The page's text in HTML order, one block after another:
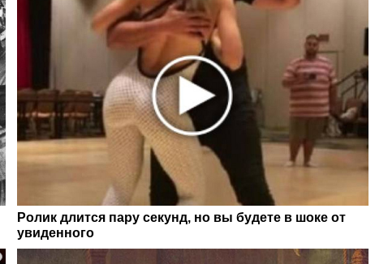
Ролик длится пару секунд, но вы будете в шоке от
увиденного